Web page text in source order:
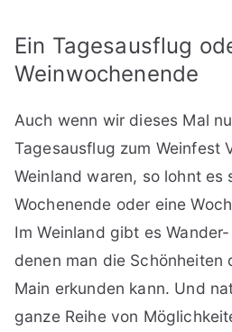
Ein Tagesausflug
Weinwochenende
Auch wenn wir dieses Mal
Tagesausflug zum Weinfest
Weinland waren, so lohnt es
Wochenende oder eine
Im Weinland gibt es
denen man die Schönheiten
Main erkunden kann. Und
ganze Reihe von